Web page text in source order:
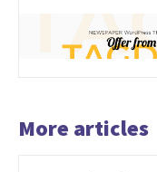
More articles